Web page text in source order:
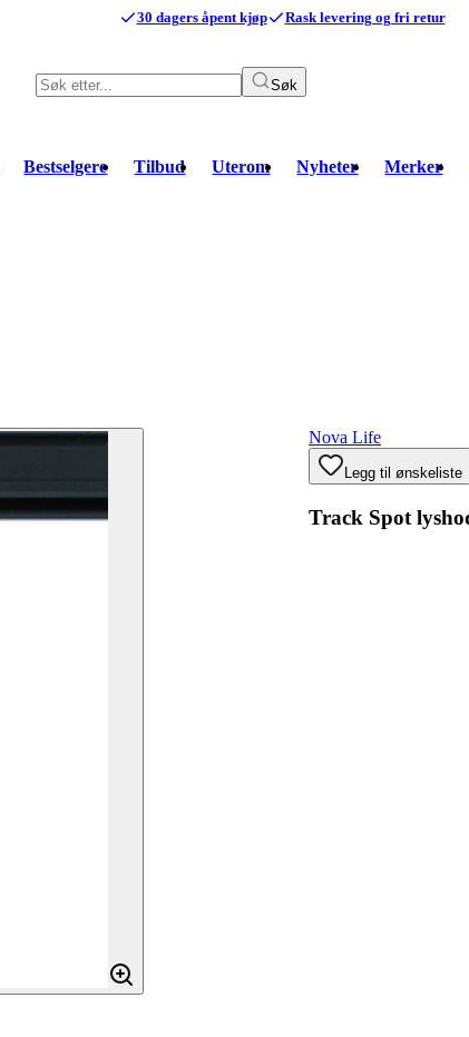
30 dagers åpent kjøp Rask levering og fri retur
Søk
Bestselgere Tilbud Uterom Nyheter Merker
Nova Life
Legg til ønskeliste
Track Spot